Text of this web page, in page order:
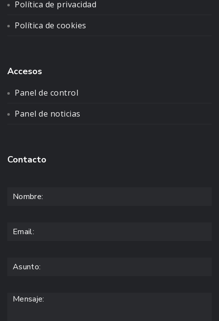
Política de privacidad
Política de cookies
Accesos
Panel de control
Panel de noticias
Contacto